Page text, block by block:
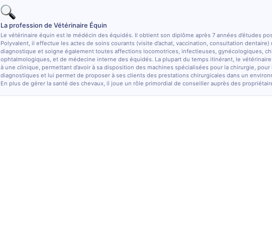
La profession de Vétérinaire Équin
Le vétérinaire équin est le médécin des équidés. Il obtient son diplôme après 7 années d’études
Polyvalent, il effectue les actes de soins courants (visite d’achat, vaccination, consultation dentaire)
diagnostique et soigne également toutes affections locomotrices, infectieuses, gynécologiques,
ophtalmologiques, et de médecine interne des équidés. La plupart du temps itinérant, le
à une clinique, permettant d’avoir à sa disposition des machines spécialisées pour la chirurgie,
diagnostiques et lui permet de proposer à ses clients des prestations chirurgicales dans un
En plus de gérer la santé des chevaux, il joue un rôle primordial de conseiller auprès des